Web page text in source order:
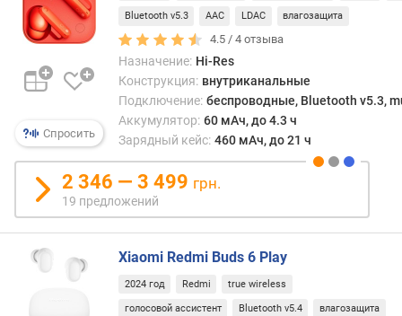
)
к
о
н
р
у
к
ц
и
я
ф
Спросить
Bluetooth v5.3 AAC LDAC влагозащита
4.5 /4 отзыва
Назначение: Hi-Res
Конструкция: внутриканальные
Подключение: беспроводные, Bluetooth v5.3,
Аккумулятор: 60 мАч, до 4.3 ч
Зарядный кейс: 460 мАч, до 21 ч
2 346 — 3 499 грн.
19 предложений
Xiaomi Redmi Buds 6 Play
2024 год Redmi true wireless
голосовой ассистент Bluetooth v5.4 влагозащита